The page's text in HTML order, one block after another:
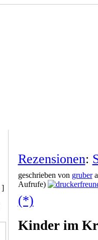
]
Rezensionen:
geschrieben von gruber
Aufrufe)
(*)
Kinder im